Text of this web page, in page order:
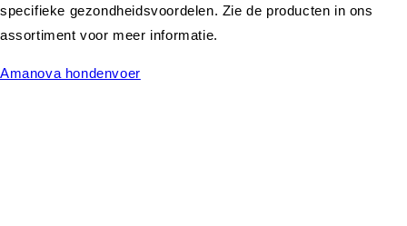
specifieke gezondheidsvoordelen. Zie de producten in ons
assortiment voor meer informatie.
Amanova hondenvoer